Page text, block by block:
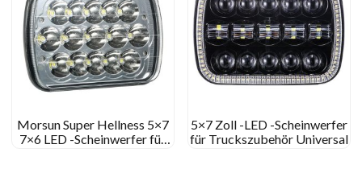
Morsun Super Hellness 5×7
7×6 LED -Scheinwerfer für
5×7 Zoll -LED -Scheinwerfer
für Truckszubehör Universal